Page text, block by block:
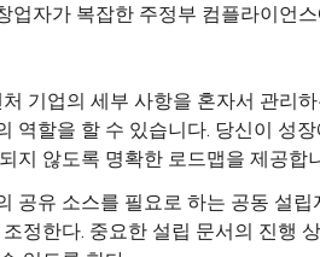
업자가 복잡한 주정부 컴플라이언
기업의 세부 사항을 혼자서 관리
역할을 할 수 있습니다. 당신이 성
지 않도록 명확한 로드맵을 제공합
공유 소스를 필요로 하는 공동 설립
정한다. 중요한 설립 문서의 진행